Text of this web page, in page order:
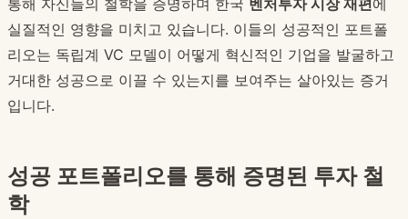
통해 자신들의 철학을 증명하며 한국 벤처투자 시장 재편에
실질적인 영향을 미치고 있습니다. 이들의 성공적인 포트폴
리오는 독립계 VC 모델이 어떻게 혁신적인 기업을 발굴하고
거대한 성공으로 이끌 수 있는지를 보여주는 살아있는 증거
입니다.
성공 포트폴리오를 통해 증명된 투자 철
학